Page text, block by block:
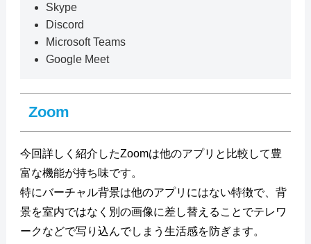
Skype
Discord
Microsoft Teams
Google Meet
Zoom
今回詳しく紹介したZoomは他のアプリと比較して豊
富な機能が持ち味です。
特にバーチャル背景は他のアプリにはない特徴で、背
景を室内ではなく別の画像に差し替えることでテレワ
ークなどで写り込んでしまう生活感を防ぎます。